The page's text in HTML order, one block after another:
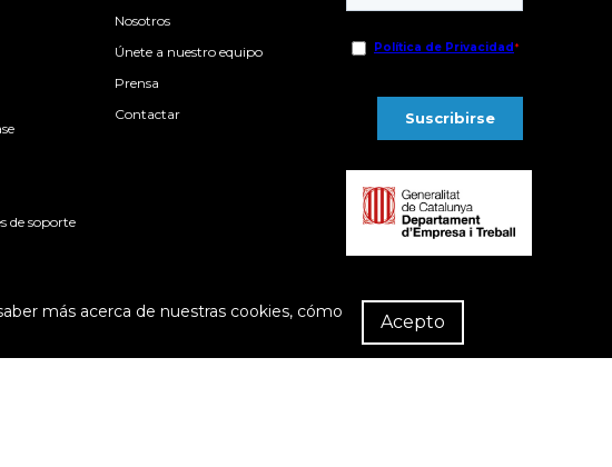
de soporte
Nosotros
Únete a nuestro equipo
Prensa
Contactar
más acerca de nuestras cookies, cómo
Acepto